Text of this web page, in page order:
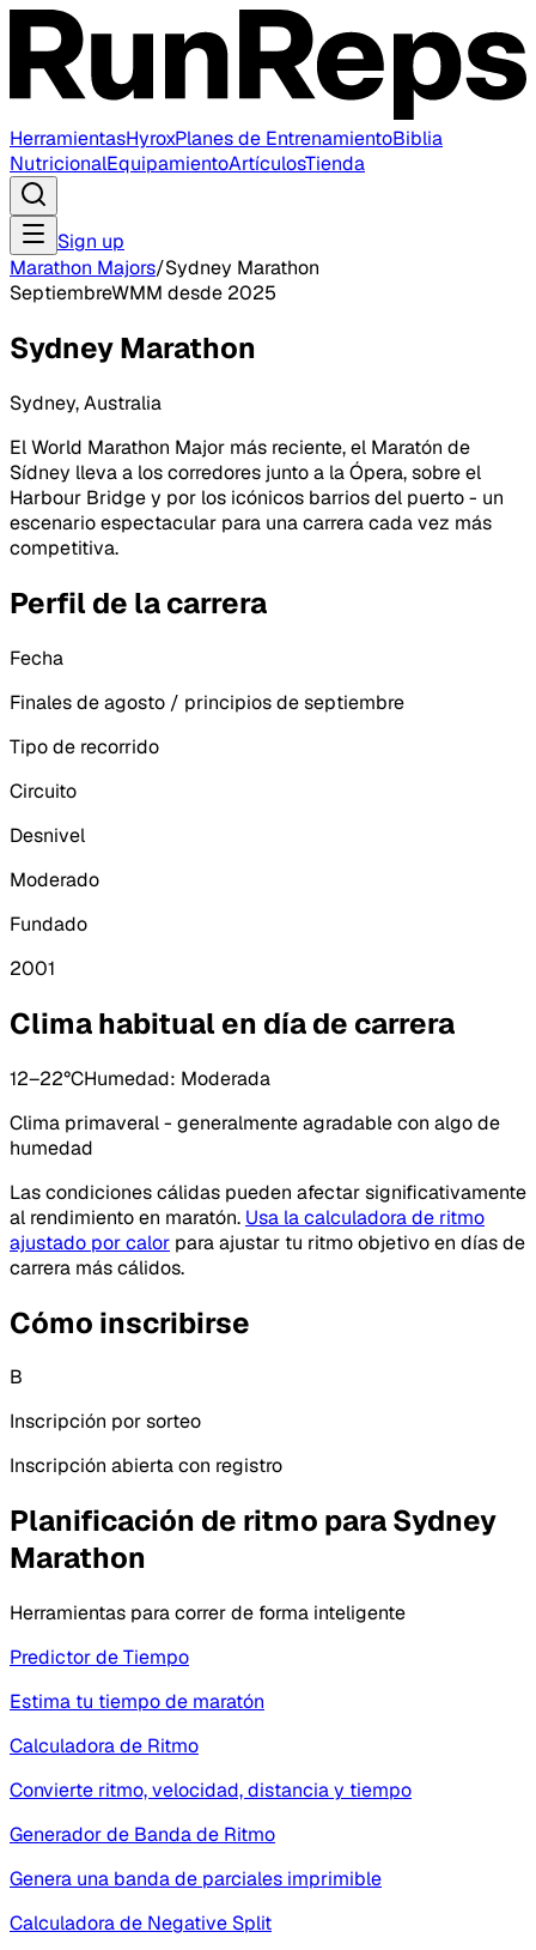
HerramientasHyroxPlanes de EntrenamientoBiblia
NutricionalEquipamientoArtículosTienda
Sign up
Marathon Majors/Sydney Marathon
SeptiembreWMM desde 2025
Sydney Marathon
Sydney,Australia
El World Marathon Major más reciente, el Maratón de
Sídney lleva a los corredores junto a la Ópera, sobre el
Harbour Bridge y por los icónicos barrios del puerto - un
escenario espectacular para una carrera cada vez más
competitiva.
Perfil de la carrera
Fecha
Finales de agosto / principios de septiembre
Tipo de recorrido
Circuito
Desnivel
Moderado
Fundado
2001
Clima habitual en día de carrera
12–22°CHumedad: Moderada
Clima primaveral - generalmente agradable con algo de
humedad
Las condiciones cálidas pueden afectar significativamente
al rendimiento en maratón. Usa la calculadora de ritmo
ajustado por calor para ajustar tu ritmo objetivo en días de
carrera más cálidos.
Cómo inscribirse
B
Inscripción por sorteo
Inscripción abierta con registro
Planificación de ritmo para Sydney
Marathon
Herramientas para correr de forma inteligente
Predictor de Tiempo
Estima tu tiempo de maratón
Calculadora de Ritmo
Convierte ritmo, velocidad, distancia y tiempo
Generador de Banda de Ritmo
Genera una banda de parciales imprimible
Calculadora de Negative Split